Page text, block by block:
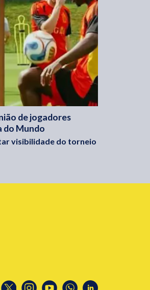
de jogadores
do Mundo
visibilidade do torneio